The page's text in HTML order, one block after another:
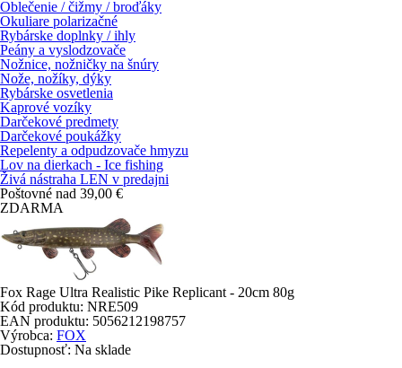
Oblečenie / čižmy / broďáky
Okuliare polarizačné
Rybárske doplnky / ihly
Peány a vyslodzovače
Nožnice, nožničky na šnúry
Nože, nožíky, dýky
Rybárske osvetlenia
Kaprové vozíky
Darčekové predmety
Darčekové poukážky
Repelenty a odpudzovače hmyzu
Lov na dierkach - Ice fishing
Živá nástraha LEN v predajni
Poštovné nad 39,00 €
ZDARMA
Fox Rage Ultra Realistic Pike Replicant - 20cm 80g
Kód produktu: NRE509
EAN produktu: 5056212198757
Výrobca: FOX
Dostupnosť: Na sklade